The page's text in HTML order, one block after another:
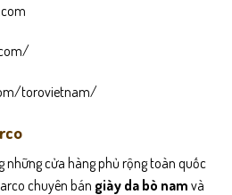
torovietnam/
những cửa hàng phủ rộng toàn quốc
chuyên bán giày da bò nam và